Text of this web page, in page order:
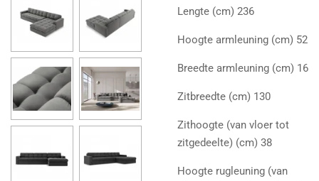
Lengte (cm) 236
Hoogte armleuning (cm) 52
Breedte armleuning (cm) 16
Zitbreedte (cm) 130
Zithoogte (van vloer tot
zitgedeelte) (cm) 38
Hoogte rugleuning (van